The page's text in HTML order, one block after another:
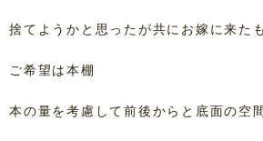
捨てようかと思ったが共にお嫁に来た
ご希望は本棚
本の量を考慮して前後からと底面の空